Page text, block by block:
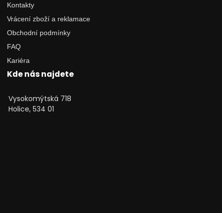
Kontakty
Vrácení zboží a reklamace
Obchodní podmínky
FAQ
Kariéra
Kde nás najdete
Vysokomýtská 718
Holice, 534 01